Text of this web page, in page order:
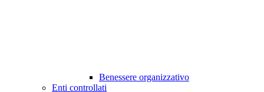
Benessere organizzativo
Enti controllati